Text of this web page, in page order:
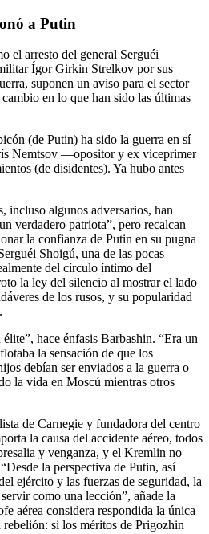
a Putin
el arresto del general Serguéi
Ígor Girkin Strelkov por sus
suponen un aviso para el sector
en lo que han sido las últimas
(de Putin) ha sido la guerra en sí
Nemtsov —opositor y ex viceprimer
(de disidentes). Ya hubo antes
incluso algunos adversarios, han
verdadero patriota”, pero recalcan
la confianza de Putin en su pugna
Shoigú, una de las pocas
del círculo íntimo del
la ley del silencio al mostrar el lado
de los rusos, y su popularidad
hace énfasis Barbashin. “Era un
la sensación de que los
debían ser enviados a la guerra o
la vida en Moscú mientras otros
de Carnegie y fundadora del centro
la causa del accidente aéreo, todos
y venganza, y el Kremlin no
la perspectiva de Putin, así
ejército y las fuerzas de seguridad, la
como una lección”, añade la
aérea considera respondida la única
rebelión: si los méritos de Prigozhin